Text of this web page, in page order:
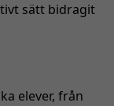
sätt bidragit
elever, från